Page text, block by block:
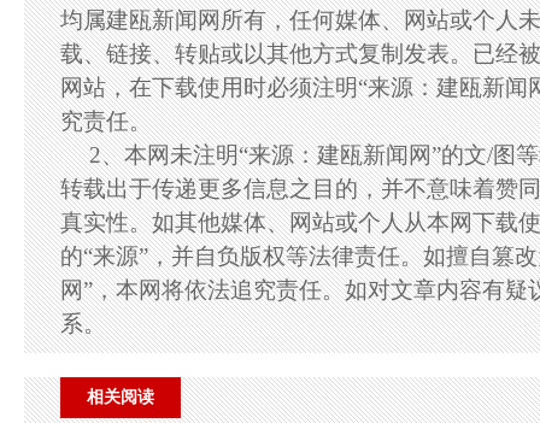
均属建瓯新闻网所有，任何媒体、网站或个人
载、链接、转贴或以其他方式复制发表。已经
网站，在下载使用时必须注明“来源：建瓯新闻
究责任。
2、本网未注明“来源：建瓯新闻网”的文/图
转载出于传递更多信息之目的，并不意味着赞
真实性。如其他媒体、网站或个人从本网下载
的“来源”，并自负版权等法律责任。如擅自篡
网”，本网将依法追究责任。如对文章内容有疑
系。
相关阅读